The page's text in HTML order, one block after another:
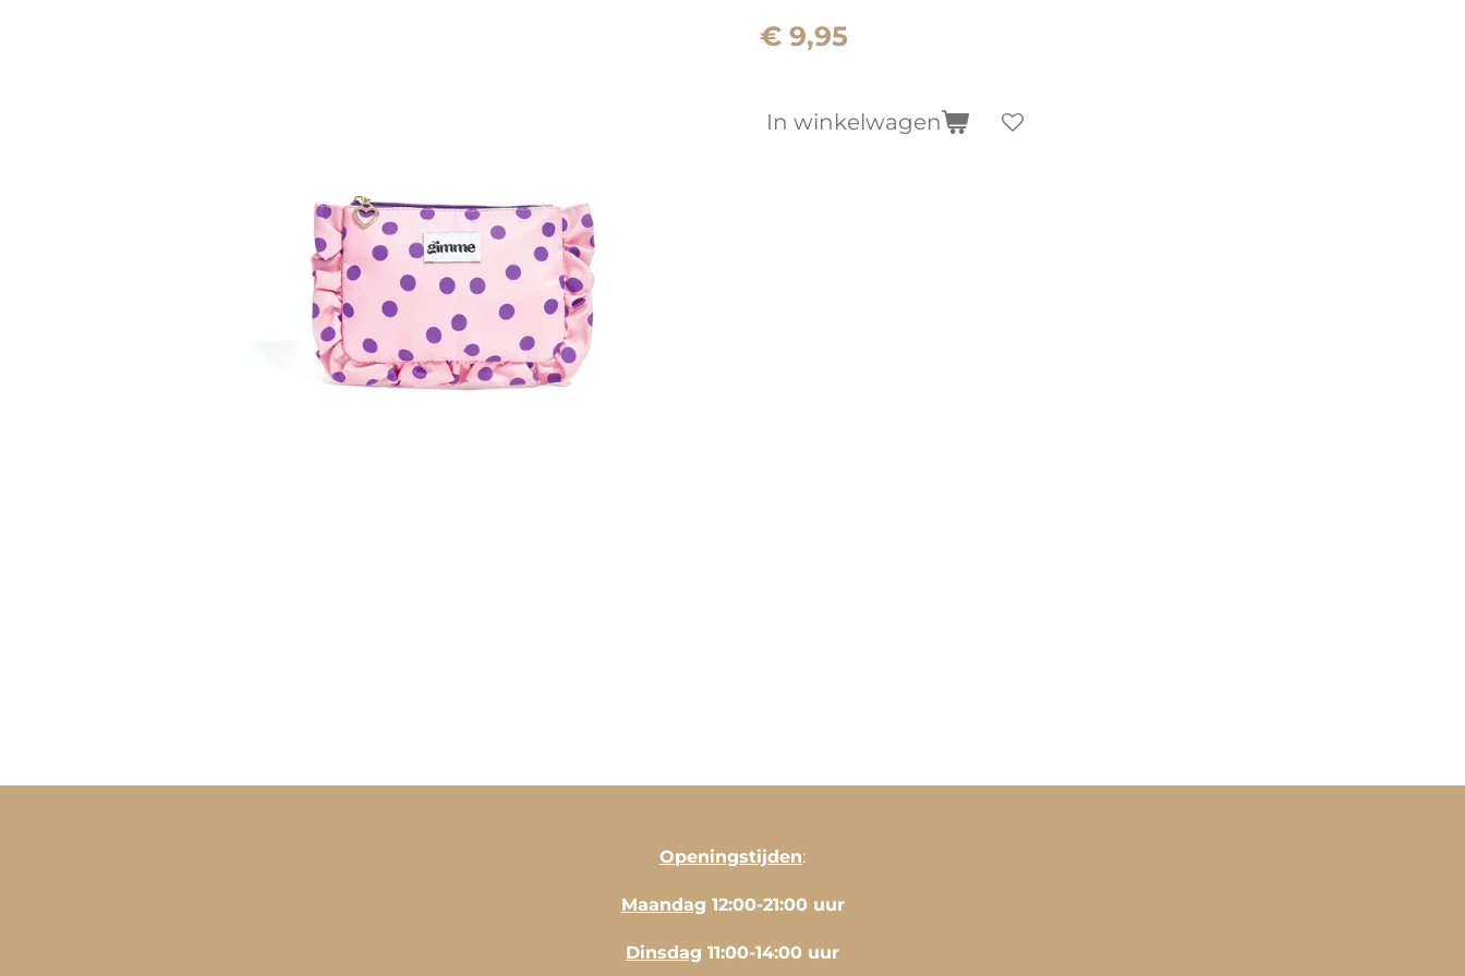
€ 9,95
In winkelwagen
Openingstijden:
Maandag 12:00-21:00 uur
Dinsdag 11:00-14:00 uur